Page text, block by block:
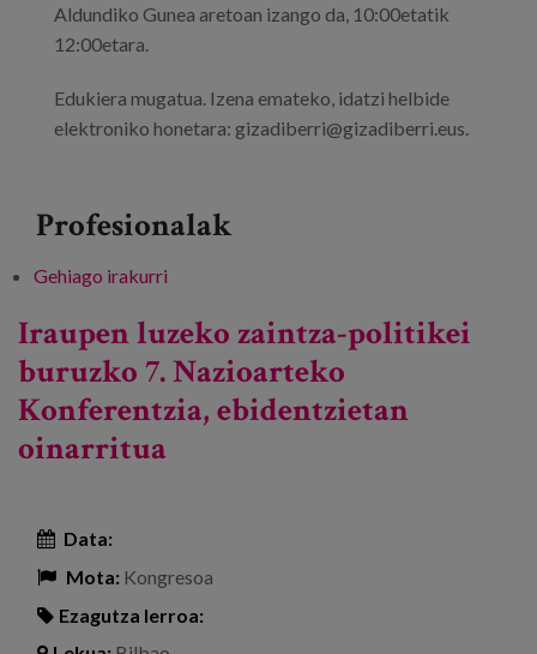
Aldundiko Gunea aretoan izango da, 10:00etatik
12:00etara.
Edukiera mugatua. Izena emateko, idatzi helbide
elektroniko honetara: gizadiberri@gizadiberri.eus.
Profesionalak
Gehiago irakurri
Iraupen luzeko zaintza-politikei
buruzko 7. Nazioarteko
Konferentzia, ebidentzietan
oinarritua
Data:
Mota: Kongresoa
Ezagutza lerroa: